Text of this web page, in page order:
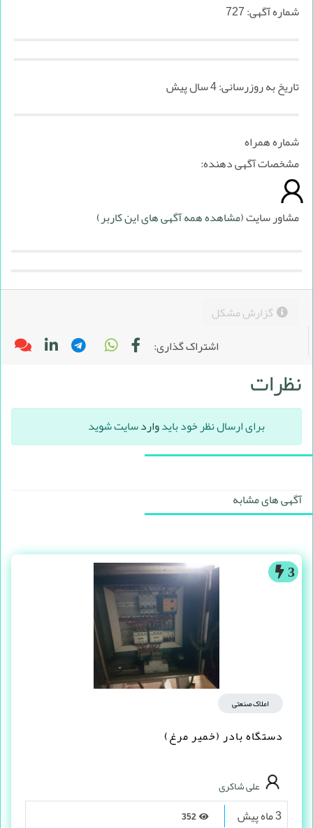
شماره آگهی:727
تاریخ به روزرسانی:4 سال پیش
شماره همراه
مشخصات آگهی دهنده:
مشاور سایت(مشاهده همه آگهی های این کاربر)
گزارش مشکل
اشتراک گذاری:
نظرات
برای ارسال نظر خود بایدواردسایت شوید
آگهی های مشابه
3
املاک صنعتی
دستگاه بادر (خمیر مرغ)
علی شاکری
3 ماه پیش